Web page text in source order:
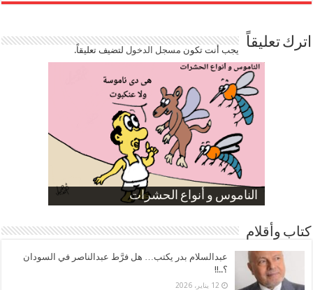
اترك تعليقاً يجب أنت تكون مسجل الدخوللتضيف تعليقاً.
الناموس و أنواع الحشرات
الموظفين بعد ارتفاع الأسعار
ارتفاع نسبة الطلاق في مصر
صورة كاركاتيرية
صورة كاركاتيرية
كتاب وأقلام
عبدالسلام بدر يكتب… هل فرَّط عبدالناصر في السودان
؟..!!
12 يناير، 2026